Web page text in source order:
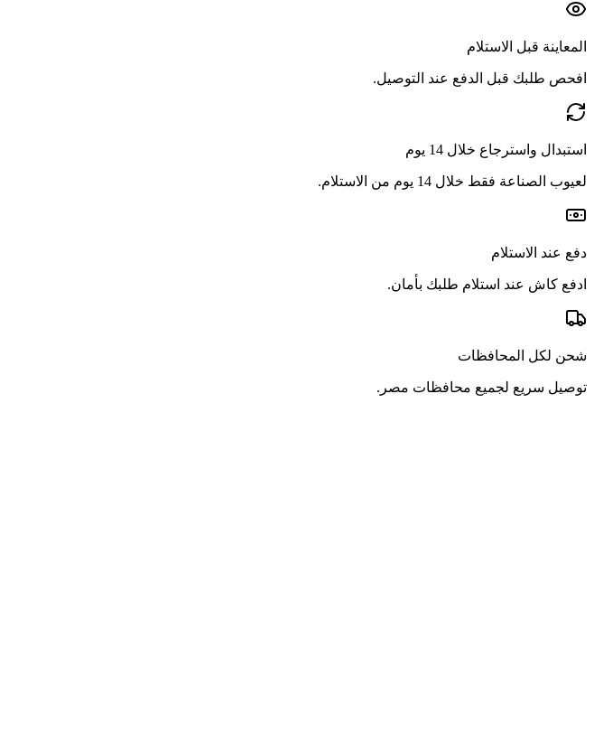
المعاينة قبل الاستلام
افحص طلبك قبل الدفع عند التوصيل.
استبدال واسترجاع خلال 14 يوم
لعيوب الصناعة فقط خلال 14 يوم من الاستلام.
دفع عند الاستلام
ادفع كاش عند استلام طلبك بأمان.
شحن لكل المحافظات
توصيل سريع لجميع محافظات مصر.